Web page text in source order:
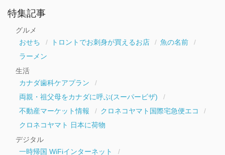
ー
カ
特集記事
グルメ
おせち
トロントでお刺身が買えるお店
魚の名前
ラーメン
生活
カナダ歯科ケアプラン
両親・祖父母をカナダに呼ぶ(スーパービザ)
不動産マーケット情報
クロネコヤマト国際宅急便エコ
クロネコヤマト 日本に荷物
デジタル
一時帰国 WiFiインターネット